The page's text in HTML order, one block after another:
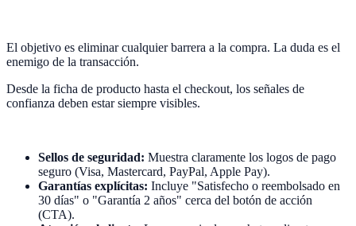
El objetivo es eliminar cualquier barrera a la compra. La duda es el
enemigo de la transacción.
Desde la ficha de producto hasta el checkout, los señales de
confianza deben estar siempre visibles.
Sellos de seguridad: Muestra claramente los logos de pago
seguro (Visa, Mastercard, PayPal, Apple Pay).
Garantías explícitas: Incluye "Satisfecho o reembolsado en
30 días" o "Garantía 2 años" cerca del botón de acción
(CTA).